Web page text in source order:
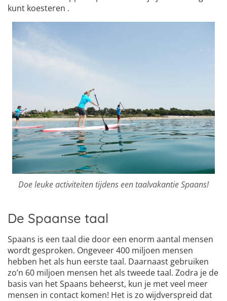
kunt koesteren .
Doe leuke activiteiten tijdens een taalvakantie Spaans!
De Spaanse taal
Spaans is een taal die door een enorm aantal mensen
wordt gesproken. Ongeveer 400 miljoen mensen
hebben het als hun eerste taal. Daarnaast gebruiken
zo’n 60 miljoen mensen het als tweede taal. Zodra je de
basis van het Spaans beheerst, kun je met veel meer
mensen in contact komen! Het is zo wijdverspreid dat